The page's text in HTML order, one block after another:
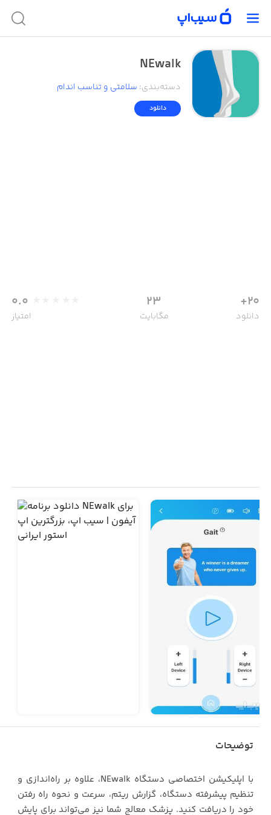
NEwalk
دسته‌بندی: سلامتی و تناسب اندام
دانلود
20+
دانلود
23
مگابایت
0.0
امتیاز
توضیحات
با اپلیکیشن اختصاصی دستگاه NEwalk، علاوه بر راه‌اندازی و
تنظیم پیشرفته دستگاه، گزارش ریتم، سرعت و نحوه راه رفتن
خود را دریافت کنید. پزشک معالج شما نیز می‌تواند برای پایش